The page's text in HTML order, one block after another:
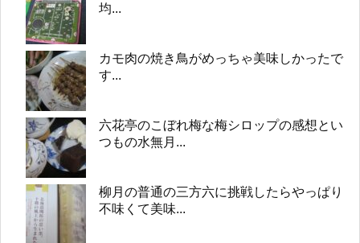
均...
カモ肉の焼き鳥がめっちゃ美味しかったで
す...
六花亭のこぼれ梅な梅シロップの感想とい
つもの水無月...
柳月の普通の三方六に挑戦したらやっぱり
不味くて美味...